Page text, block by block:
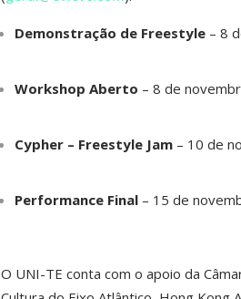
Demonstração de Freestyle– 8
Workshop Aberto – 8 de
Cypher – Freestyle Jam– 10 de
Performance Final– 15 de
O UNI-TE conta com o apoio da